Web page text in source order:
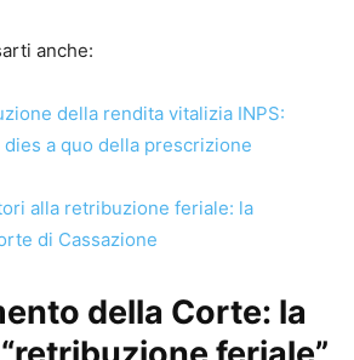
anche:
della rendita vitalizia INPS:
a quo della prescrizione
alla retribuzione feriale: la
di Cassazione
della Corte: la